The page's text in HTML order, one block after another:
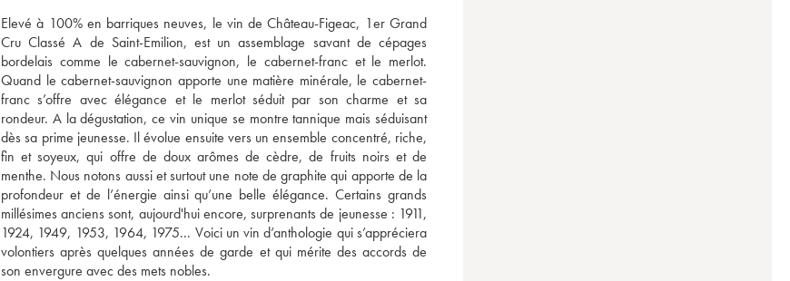
Elevé à 100% en barriques neuves, le vin de Château-Figeac, 1er Grand
Cru Classé A de Saint-Emilion, est un assemblage savant de cépages
bordelais comme le cabernet-sauvignon, le cabernet-franc et le merlot.
Quand le cabernet-sauvignon apporte une matière minérale, le cabernet-
franc s’offre avec élégance et le merlot séduit par son charme et sa
rondeur. A la dégustation, ce vin unique se montre tannique mais séduisant
dès sa prime jeunesse. Il évolue ensuite vers un ensemble concentré, riche,
fin et soyeux, qui offre de doux arômes de cèdre, de fruits noirs et de
menthe. Nous notons aussi et surtout une note de graphite qui apporte de la
profondeur et de l’énergie ainsi qu’une belle élégance. Certains grands
millésimes anciens sont, aujourd'hui encore, surprenants de jeunesse : 1911,
1924, 1949, 1953, 1964, 1975... Voici un vin d’anthologie qui s’appréciera
volontiers après quelques années de garde et qui mérite des accords de
son envergure avec des mets nobles.